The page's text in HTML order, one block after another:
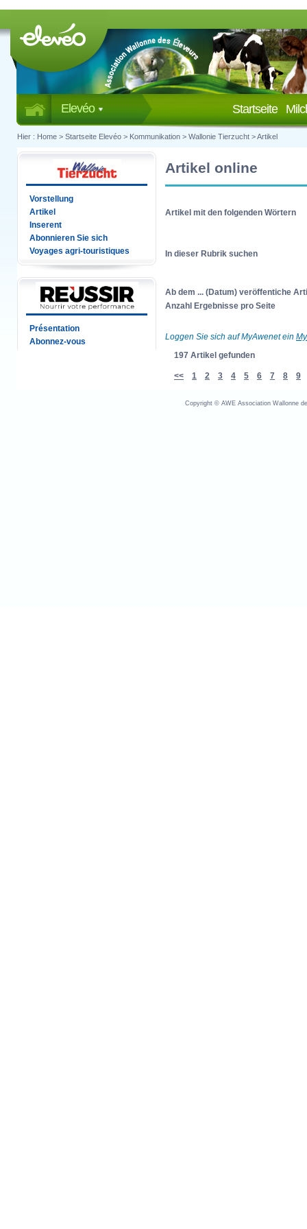
Elevéo Startseite
Hier : Home > Startseite Elevéo > Kommunikation > Wallonie Tierzucht >Artikel
Vorstellung
Artikel
Inserent
Abonnieren Sie sich
Voyages agri-touristiques
Présentation
Abonnez-vous
Artikel online
Artikel mit den folgenden Wörtern
In dieser Rubrik suchen
Ab dem ... (Datum) veröffentiche
Anzahl Ergebnisse pro Seite
Loggen Sie sich auf MyAwenet ein
197 Artikel gefunden
<< 1 2 3 4 5 6 7 8 9
Copyright © AWE Association Wallonne